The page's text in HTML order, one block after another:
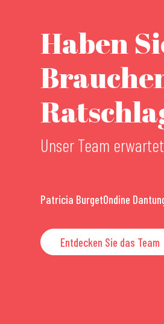
Haben
Unser Team
Patricia BurgetOndine
Entdecken Sie das Team